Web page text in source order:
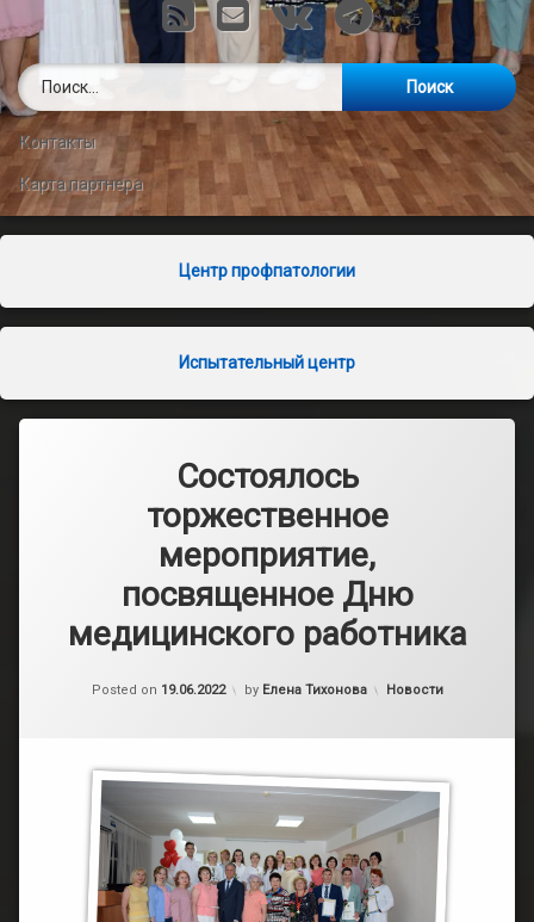
RSS E-mailVK Telegram
Найти:
Контакты
Карта партнера
Центр профпатологии
Испытательный центр
Состоялось
торжественное
мероприятие,
посвященное Дню
медицинского работника
Posted on 19.06.2022
Обновлено на 23.06.2022
by Елена Тихонова Категории:
Новости